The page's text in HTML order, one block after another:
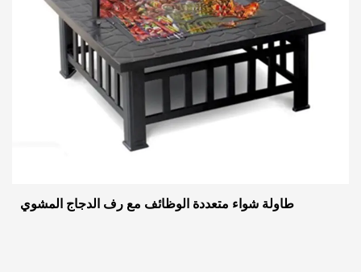
طاولة شواء متعددة الوظائف مع رف الدجاج المشوي